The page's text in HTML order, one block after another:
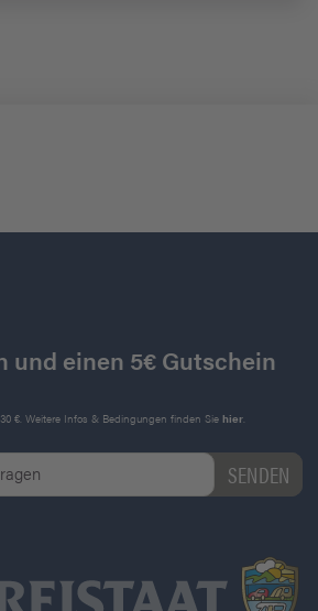
und einen 5€ Gutschein
€. Weitere Infos & Bedingungen finden Sie hier.